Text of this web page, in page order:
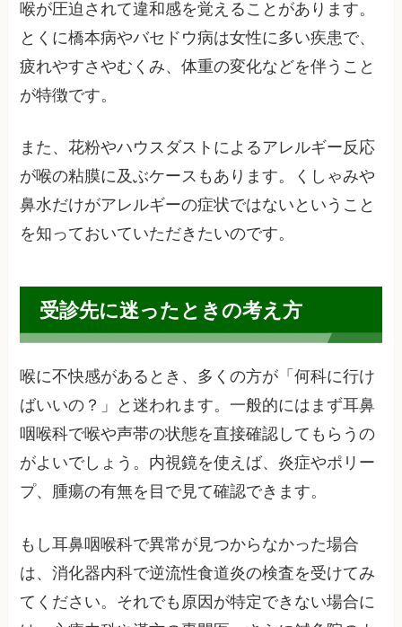
喉が圧迫されて違和感を覚えることがあります。
とくに橋本病やバセドウ病は女性に多い疾患で、
疲れやすさやむくみ、体重の変化などを伴うこと
が特徴です。
また、花粉やハウスダストによるアレルギー反応
が喉の粘膜に及ぶケースもあります。くしゃみや
鼻水だけがアレルギーの症状ではないということ
を知っておいていただきたいのです。
受診先に迷ったときの考え方
喉に不快感があるとき、多くの方が「何科に行け
ばいいの？」と迷われます。一般的にはまず耳鼻
咽喉科で喉や声帯の状態を直接確認してもらうの
がよいでしょう。内視鏡を使えば、炎症やポリー
プ、腫瘍の有無を目で見て確認できます。
もし耳鼻咽喉科で異常が見つからなかった場合
は、消化器内科で逆流性食道炎の検査を受けてみ
てください。それでも原因が特定できない場合に